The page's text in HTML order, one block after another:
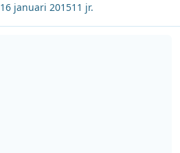
16 januari 201511 jr.